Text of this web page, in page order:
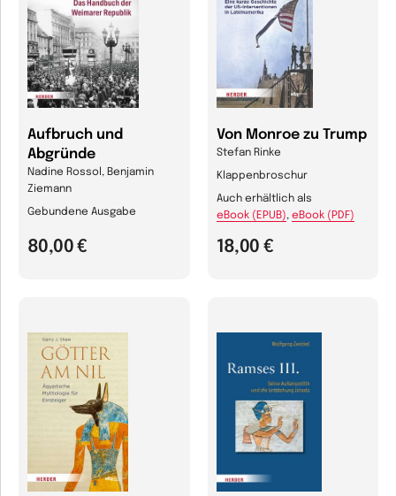
Aufbruch und
Abgründe
Nadine Rossol, Benjamin
Ziemann
Gebundene Ausgabe
80,00 €
Von Monroe zu Trump
Stefan Rinke
Klappenbroschur
18,00 €
Auch erhältlich als
eBook (EPUB), eBook (PDF)